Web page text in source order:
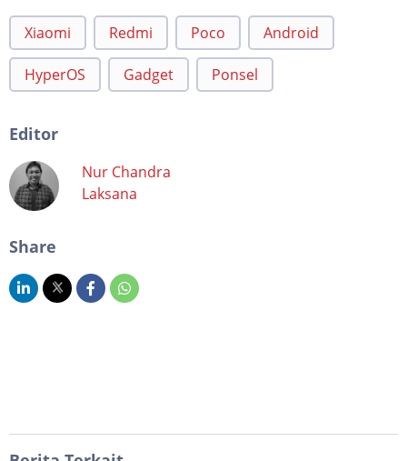
Xiaomi Redmi Poco Android
HyperOS Gadget Ponsel
Editor
Nur Chandra
Laksana
Share